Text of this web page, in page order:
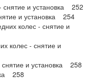
снятие и установка 252
и установка 254
колес - снятие и
колес - снятие и
и установка 258
258